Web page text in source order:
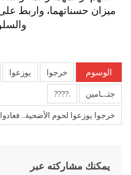
ميزان حسناتهما، واربط
الوسوم خرجوا يوزعوا
جثـ.ـامين
.????
خرجوا يوزعوا لحوم الأضحية..
يمكنك مشاركته عبر